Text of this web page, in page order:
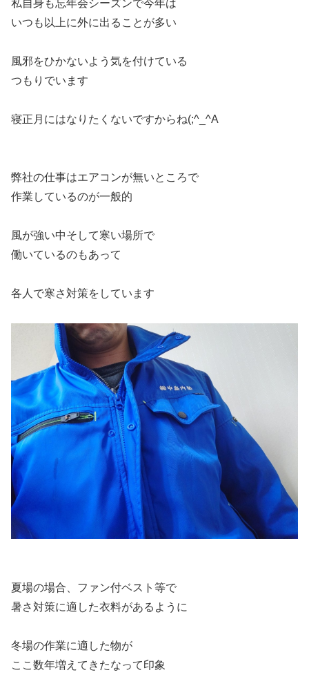
私自身も忘年会シーズンで今年は
いつも以上に外に出ることが多い
風邪をひかないよう気を付けている
つもりでいます
寝正月にはなりたくないですからね(;^_^A
弊社の仕事はエアコンが無いところで
作業しているのが一般的
風が強い中そして寒い場所で
働いているのもあって
各人で寒さ対策をしています
夏場の場合、ファン付ベスト等で
暑さ対策に適した衣料があるように
冬場の作業に適した物が
ここ数年増えてきたなって印象